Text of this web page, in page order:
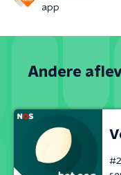
app
Andere